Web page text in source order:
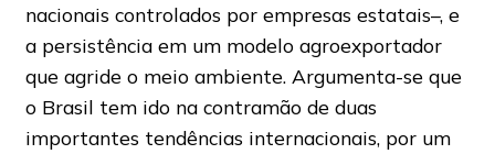
nacionais controlados por empresas estatais–, e
a persistência em um modelo agroexportador
que agride o meio ambiente. Argumenta-se que
o Brasil tem ido na contramão de duas
importantes tendências internacionais, por um